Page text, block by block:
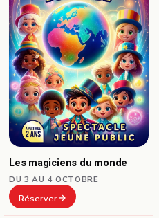
Les magiciens du monde
DU 3 AU 4 OCTOBRE
Réserver